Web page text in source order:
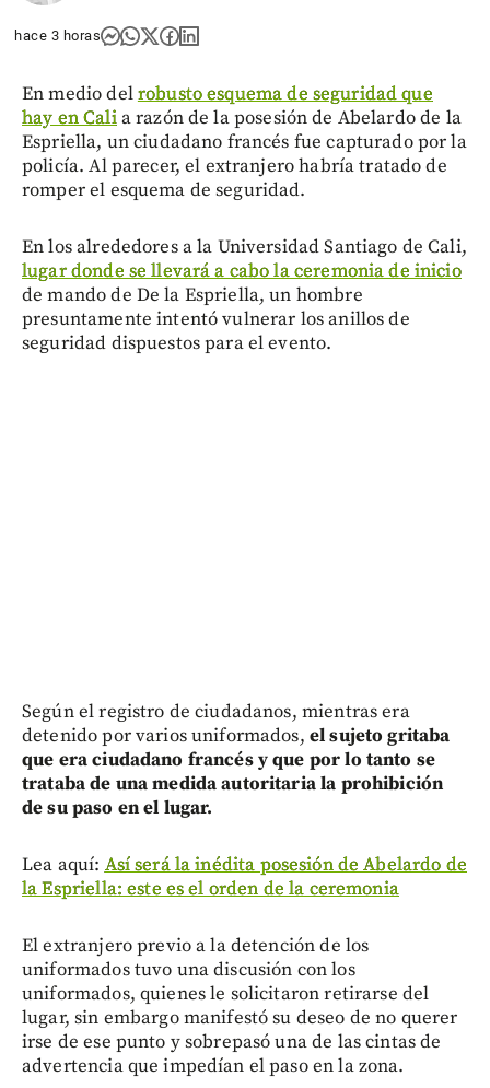
hace 3 horas
En medio delrobusto esquema de seguridad que
hay en Calia razón de la posesión de Abelardo de la
Espriella, un ciudadano francés fue capturado por la
policía. Al parecer, el extranjero habría tratado de
romper el esquema de seguridad.
En los alrededores a la Universidad Santiago de Cali,
lugar donde se llevará a cabo la ceremonia de inicio
de mando de De la Espriella, un hombre
presuntamente intentó vulnerar los anillos de
seguridad dispuestos para el evento.
Según el registro de ciudadanos, mientras era
detenido por varios uniformados, el sujeto gritaba
que era ciudadano francés y que por lo tanto se
trataba de una medida autoritaria la prohibición
de su paso en el lugar.
Lea aquí:Así será la inédita posesión de Abelardo de
la Espriella: este es el orden de la ceremonia
El extranjero previo a la detención de los
uniformados tuvo una discusión con los
uniformados, quienes le solicitaron retirarse del
lugar, sin embargo manifestó su deseo de no querer
irse de ese punto y sobrepasó una de las cintas de
advertencia que impedían el paso en la zona.